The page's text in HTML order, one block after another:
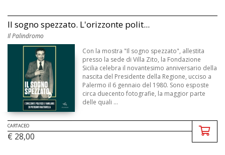
Il sogno spezzato. L'orizzonte polit...
Il Palindromo
Con la mostra "Il sogno spezzato", allestita
presso la sede di Villa Zito, la Fondazione
Sicilia celebra il novantesimo anniversario della
nascita del Presidente della Regione, ucciso a
Palermo il 6 gennaio del 1980. Sono esposte
circa duecento fotografie, la maggior parte
delle quali ...
CARTACEO
€ 28,00